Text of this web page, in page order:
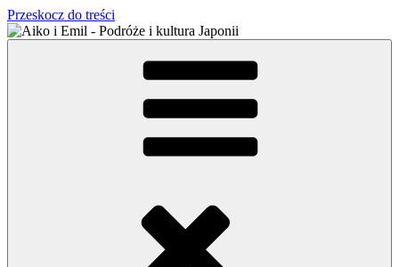
Przeskocz do treści
Aiko i Emil – Podróże i kultura Japonii
Japońsko-polskie małżeństwo w Tokio